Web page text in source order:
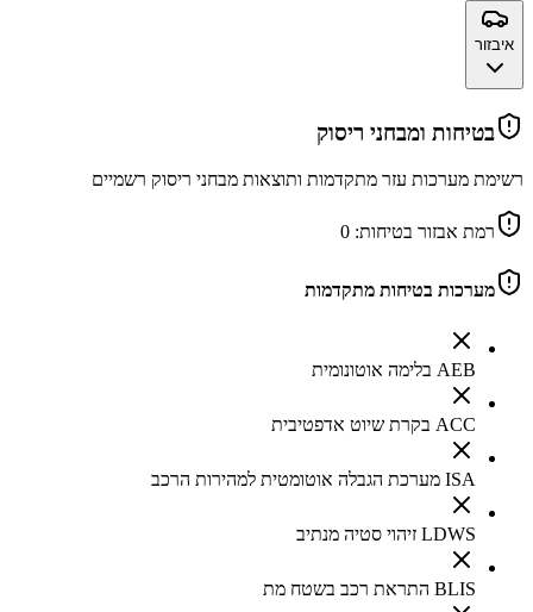
איבזור
בטיחות ומבחני ריסוק
רשימת מערכות עזר מתקדמות ותוצאות מבחני ריסוק רשמיים
רמת אבזור בטיחות: 0
מערכות בטיחות מתקדמות
AEB בלימה אוטונומית
ACC בקרת שיוט אדפטיבית
ISA מערכת הגבלה אוטומטית למהירות הרכב
LDWS זיהוי סטיה מנתיב
BLIS התראת רכב בשטח מת